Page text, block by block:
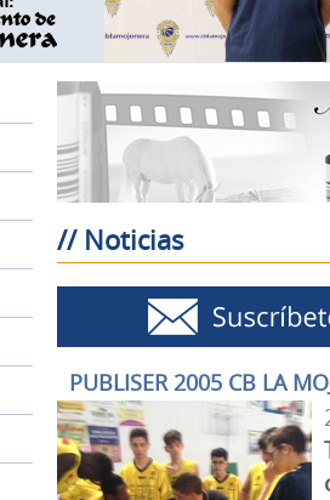
// Noticias
PUBLISER 2005 CB LA